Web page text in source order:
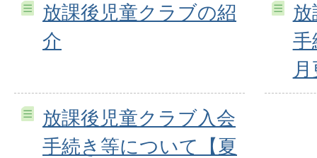
放課後児童クラブの紹
介
手
放課後児童クラブ入会
手続き等について【夏